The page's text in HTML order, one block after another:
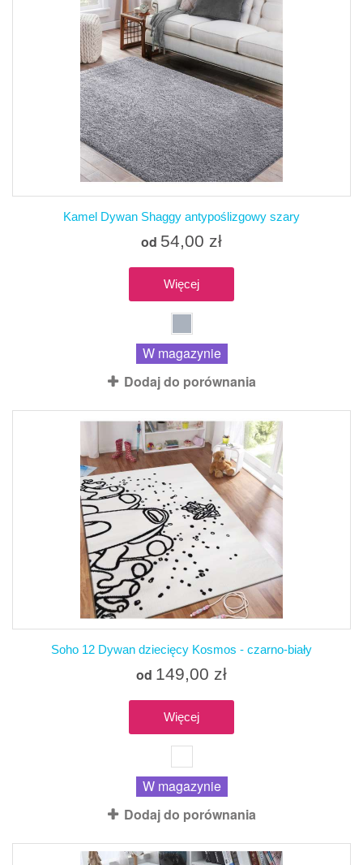
Kamel Dywan Shaggy antypoślizgowy szary
od 54,00 zł
Więcej
W magazynie
Dodaj do porównania
Soho 12 Dywan dziecięcy Kosmos - czarno-biały
od 149,00 zł
Więcej
W magazynie
Dodaj do porównania